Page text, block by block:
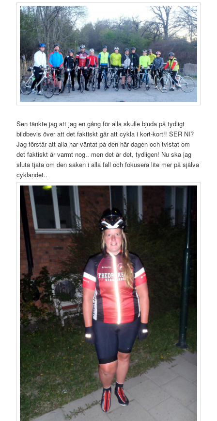
Sen tänkte jag att jag en gång för alla skulle bjuda på tydligt
bildbevis över att det faktiskt går att cykla i kort-kort!! SER NI?
Jag förstår att alla har väntat på den här dagen och tvistat om
det faktiskt är varmt nog.. men det är det, tydligen! Nu ska jag
sluta tjata om den saken i alla fall och fokusera lite mer på själva
cyklandet..